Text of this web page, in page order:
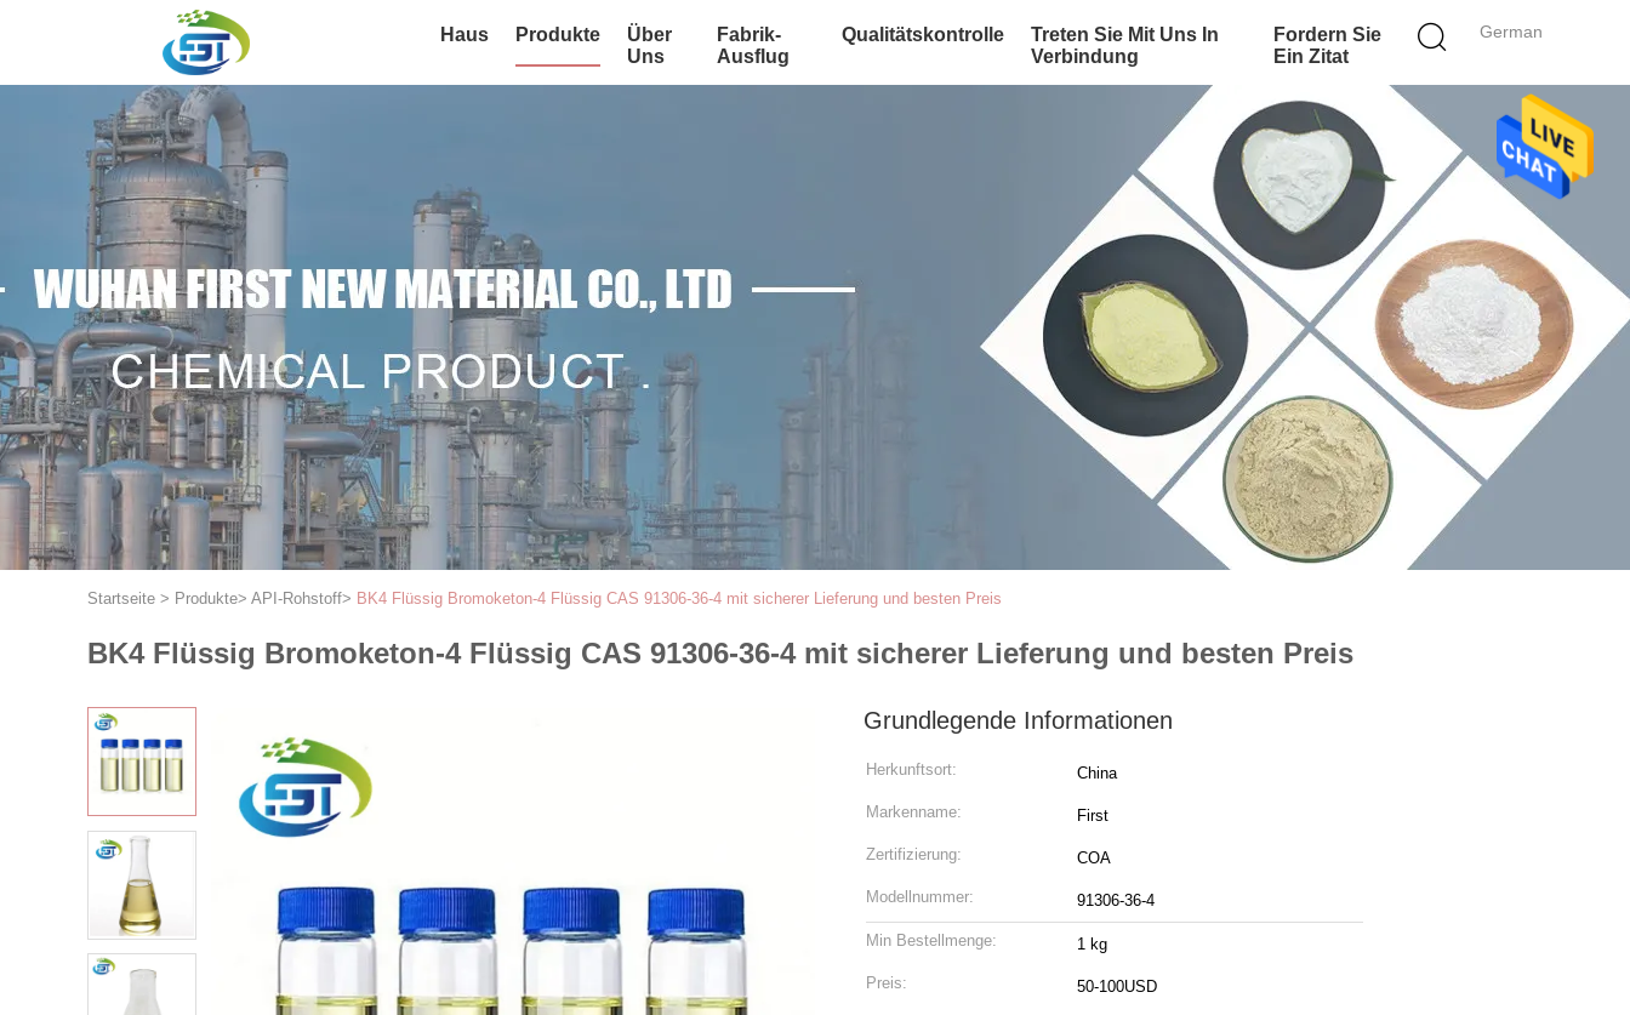
German
Haus Produkte
Über
Uns
Fabrik-
Ausflug
Qualitätskontrolle
Treten Sie Mit Uns In
Verbindung
Fordern Sie
Ein Zitat
Startseite > Produkte> API-Rohstoff> BK4 Flüssig Bromoketon-4 Flüssig CAS 91306-36-4 mit sicherer Lieferung und besten Preis
BK4 Flüssig Bromoketon-4 Flüssig CAS 91306-36-4 mit sicherer Lieferung und besten Preis
Grundlegende Informationen
Herkunftsort: China
Markenname: First
Zertifizierung: COA
Modellnummer: 91306-36-4
Min Bestellmenge: 1 kg
Preis: 50-100USD